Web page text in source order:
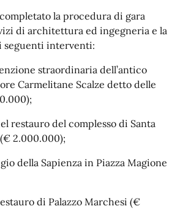
la procedura di gara
di architettura ed ingegneria e la
seguenti interventi:
straordinaria dell’antico
Carmelitane Scalze detto delle
restauro del complesso di Santa
2.000.000);
della Sapienza in Piazza Magione
di Palazzo Marchesi (€